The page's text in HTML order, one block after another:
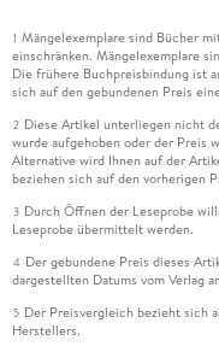
1 Mängelexemplare sind Bücher
einschränken. Mängelexemplare
Die frühere Buchpreisbindung ist
sich auf den gebundenen Preis
2 Diese Artikel unterliegen nicht
wurde aufgehoben oder der Preis
Alternative wird Ihnen auf der
beziehen sich auf den vorherigen
3 Durch Öffnen der Leseprobe
Leseprobe übermittelt werden.
4 Der gebundene Preis dieses
dargestellten Datums vom Verlag
5 Der Preisvergleich bezieht sich
Herstellers.